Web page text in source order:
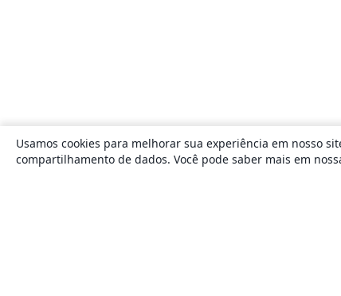
Usamos cookies para melhorar sua experiência em nosso
compartilhamento de dados. Você pode saber mais em